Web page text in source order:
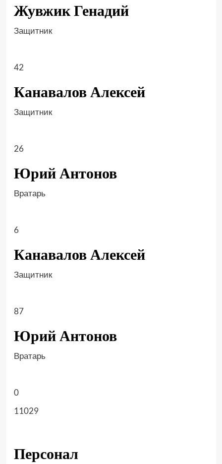
Жувжик Генадий
Защитник
42
Канавалов Алексей
Защитник
26
Юрий Антонов
Вратарь
6
Канавалов Алексей
Защитник
87
Юрий Антонов
Вратарь
0
11029
Персонал